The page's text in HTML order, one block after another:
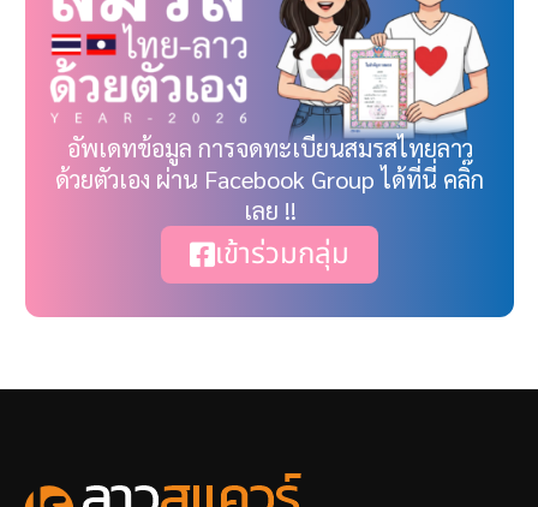
อัพเดทข้อมูล การจดทะเบียนสมรสไทยลาว
ด้วยตัวเอง ผ่าน Facebook Group ได้ที่นี่ คลิ๊ก
เลย !!
เข้าร่วมกลุ่ม